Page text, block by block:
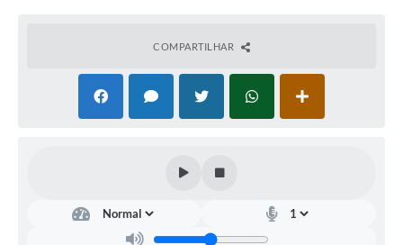
Municipal
COMPARTILHAR